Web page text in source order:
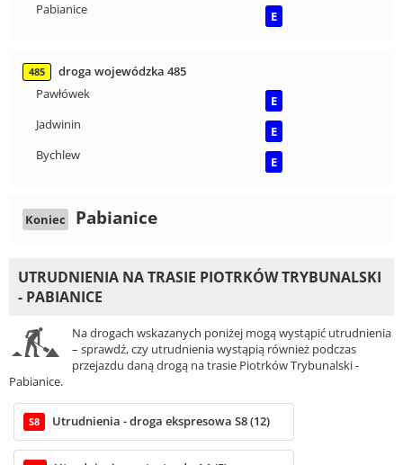
Pabianice
E
485
droga wojewódzka 485
Pawłówek
E
Jadwinin
E
Bychlew
E
Koniec Pabianice
UTRUDNIENIA NA TRASIE PIOTRKÓW TRYBUNALSKI
- PABIANICE
Na drogach wskazanych poniżej mogą wystąpić utrudnienia
– sprawdź, czy utrudnienia wystąpią również podczas
przejazdu daną drogą na trasie Piotrków Trybunalski -
Pabianice.
S8 Utrudnienia - droga ekspresowa S8 (12)